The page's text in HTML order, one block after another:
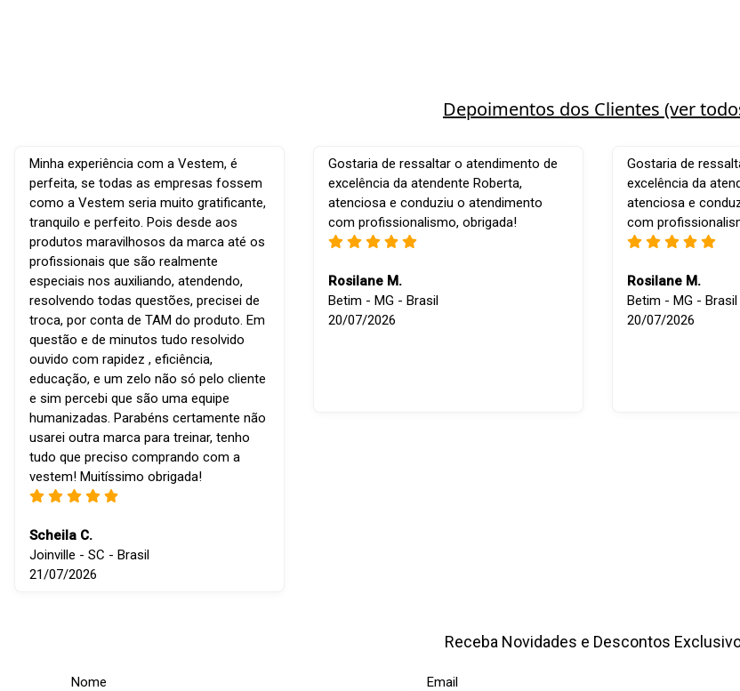
Depoimentos dos Clientes (ver
Minha experiência com a Vestem, é
perfeita, se todas as empresas fossem
como a Vestem seria muito gratificante,
tranquilo e perfeito. Pois desde aos
produtos maravilhosos da marca até os
profissionais que são realmente
especiais nos auxiliando, atendendo,
resolvendo todas questões, precisei de
troca, por conta de TAM do produto. Em
questão e de minutos tudo resolvido
ouvido com rapidez , eficiência,
educação, e um zelo não só pelo cliente
e sim percebi que são uma equipe
humanizadas. Parabéns certamente não
usarei outra marca para treinar, tenho
tudo que preciso comprando com a
vestem! Muitíssimo obrigada!
Scheila C.
Joinville - SC - Brasil
21/07/2026
Gostaria de ressaltar o atendimento de
excelência da atendente Roberta,
atenciosa e conduziu o atendimento
com profissionalismo, obrigada!
Rosilane M.
Betim - MG - Brasil
20/07/2026
Gostaria de
excelência da
atenciosa e
com
Rosilane M.
Betim - MG - Brasil
20/07/2026
Receba Novidades e Descontos
Nome Email